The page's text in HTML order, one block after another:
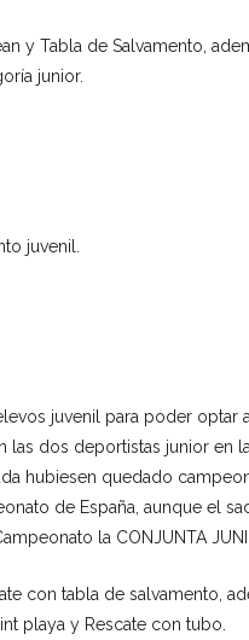
y Tabla de Salvamento,
junior.
juvenil.
juvenil para poder optar
las dos deportistas junior en
hubiesen quedado
de España, aunque el
la CONJUNTA
con tabla de salvamento,
playa y Rescate con tubo.